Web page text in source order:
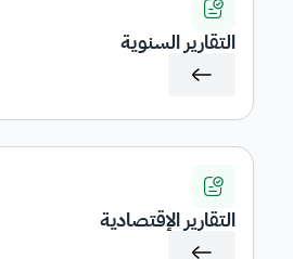
التقارير السنوية
التقارير الإقتصادية